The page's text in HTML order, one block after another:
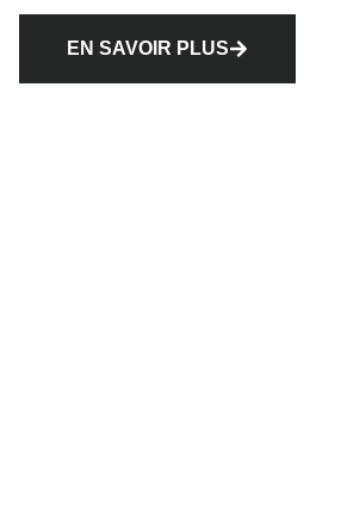
EN SAVOIR PLUS